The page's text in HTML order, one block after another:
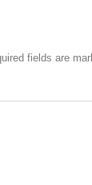
fields are